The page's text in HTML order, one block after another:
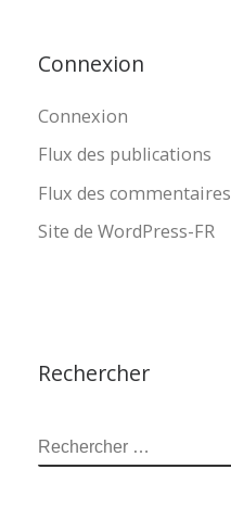
Connexion
Connexion
Flux des publications
Flux des commentaires
Site de WordPress-FR
Rechercher
RECHERCHER